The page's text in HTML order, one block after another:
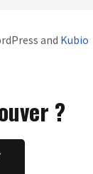
and Kubio
?